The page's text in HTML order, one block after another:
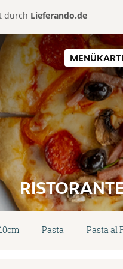
durch Lieferando.de
Pasta Pasta al